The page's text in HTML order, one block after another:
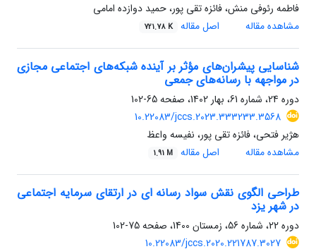
فاطمه رئوفی منش، فائزه تقی پور، حمید دوازده امامی
مشاهده مقاله
اصل مقاله 721.78 K
شناسایی پیشران‌های مؤثر بر آینده شبکه‌های اجتماعی مجازی
در مواجهه با رسانه‌های جمعی
دوره 24، شماره 61، بهار 1402، صفحه
65-102
10.22083/jccs.2023.333233.3568
هژیر فتحی، فائزه تقی پور، نفیسه واعظ
مشاهده مقاله
اصل مقاله 1.91 M
طراحی الگوی نقش سواد رسانه ای در ارتقای سرمایه اجتماعی
در شهر یزد
دوره 22، شماره 56، زمستان 1400، صفحه
75-102
10.22083/jccs.2020.221787.3027